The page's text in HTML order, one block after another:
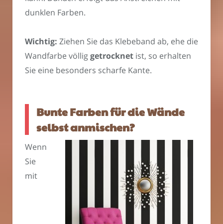
dunklen Farben.
Wichtig: Ziehen Sie das Klebeband ab, ehe die
Wandfarbe völliggetrocknet ist, so erhalten
Sie eine besonders scharfe Kante.
Bunte Farben für die Wände
selbst anmischen?
Wenn
Sie
mit